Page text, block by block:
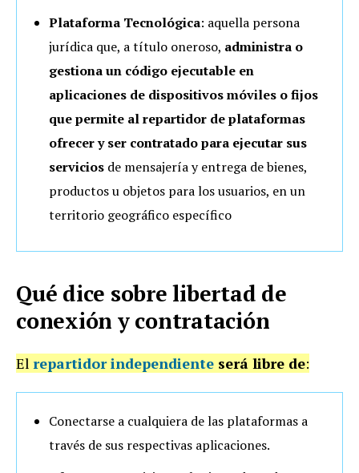
Plataforma Tecnológica: aquella persona
jurídica que, a título oneroso, administra o
gestiona un código ejecutable en
aplicaciones de dispositivos móviles o fijos
que permite al repartidor de plataformas
ofrecer y ser contratado para ejecutar sus
servicios de mensajería y entrega de bienes,
productos u objetos para los usuarios, en un
territorio geográfico específico
Qué dice sobre libertad de
conexión y contratación
El repartidor independiente será libre de:
Conectarse a cualquiera de las plataformas a
través de sus respectivas aplicaciones.